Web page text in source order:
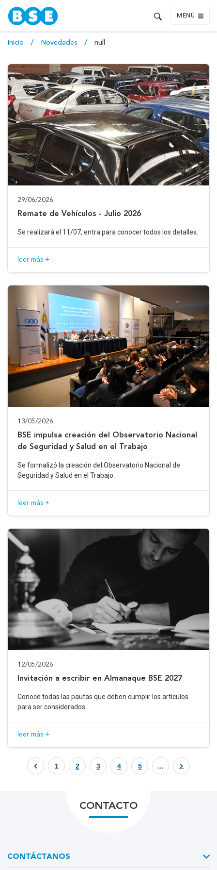
MENÚ
Inicio Novedades null
29/06/2026
Remate de Vehículos - Julio 2026
Se realizará el 11/07, entra para conocer todos los detalles.
leer más +
13/05/2026
BSE impulsa creación del Observatorio Nacional
de Seguridad y Salud en el Trabajo
Se formalizó la creación del Observatorio Nacional de
Seguridad y Salud en el Trabajo.
leer más +
12/05/2026
Invitación a escribir en Almanaque BSE 2027
Conocé todas las pautas que deben cumplir los artículos
para ser considerados.
leer más +
1 2 3 4 5 ...
CONTACTO
CONTÁCTANOS